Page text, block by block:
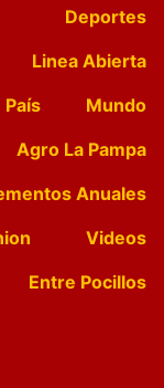
Deportes
Linea Abierta
País
Mundo
Agro La Pampa
Anuales
Videos
Entre Pocillos